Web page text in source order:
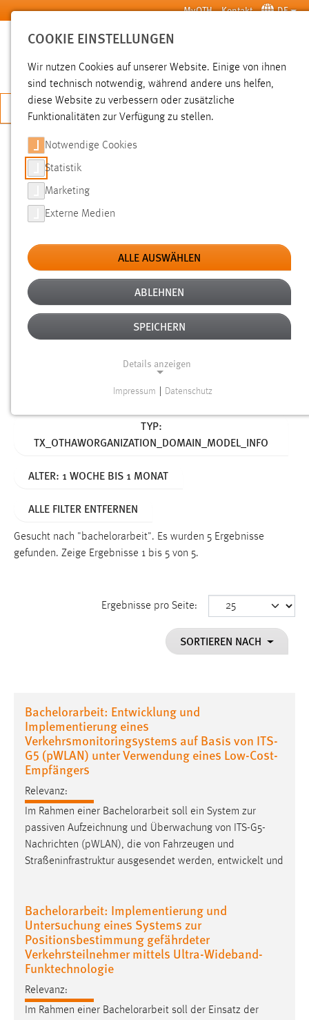
Zum Hauptinhalt springen MyOTH Kontakt DE
SUCHE
JETZT BEWERBEN
SUCHE
FILTER
Typ
Erstellungsdatum
Alter
TYP:
TX_OTHAWORGANIZATION_DOMAIN_MODEL_INFO
ALTER: 1 WOCHE BIS 1 MONAT
ALLE FILTER ENTFERNEN
Gesucht nach "bachelorarbeit". Es wurden 5 Ergebnisse
gefunden. Zeige Ergebnisse 1 bis 5 von 5.
Ergebnisse pro Seite:
SORTIEREN NACH
Bachelorarbeit: Entwicklung und
Implementierung eines
Verkehrsmonitoringsystems auf Basis von ITS-
G5 (pWLAN) unter Verwendung eines Low-Cost-
Empfängers
Relevanz:
Im Rahmen einer Bachelorarbeit soll ein System zur
passiven Aufzeichnung und Überwachung von ITS-G5-
Nachrichten (pWLAN), die von Fahrzeugen und
Straßeninfrastruktur ausgesendet werden, entwickelt und
Bachelorarbeit: Implementierung und
Untersuchung eines Systems zur
Positionsbestimmung gefährdeter
Verkehrsteilnehmer mittels Ultra-Wideband-
Funktechnologie
Relevanz:
Im Rahmen einer Bachelorarbeit soll der Einsatz der
COOKIE EINSTELLUNGEN
Wir nutzen Cookies auf unserer Website. Einige von ihnen
sind technisch notwendig, während andere uns helfen,
diese Website zu verbessern oder zusätzliche
Funktionalitäten zur Verfügung zu stellen.
Notwendige Cookies
Statistik
Marketing
Externe Medien
ALLE AUSWÄHLEN
ABLEHNEN
SPEICHERN
Details anzeigen
Notwendige Cookies ermöglichen grundlegende
Funktionen und sind für die einwandfreie Funktion der
cookie_consent
Zweck:
Cookie Laufzeit:
staticfilecache
Zweck:
Für performante Seitenauslieferung wird in diesem Cookie
gespeichert, ob man eingeloggt ist.
Sprachpräferenz
Name:
site-language-preference
Cookie Laufzeit:
30 Tage
Chat
Name:
MibewSessionID, MIBEW_UserID, mibew_locale, mibew-
Impressum Datenschutz